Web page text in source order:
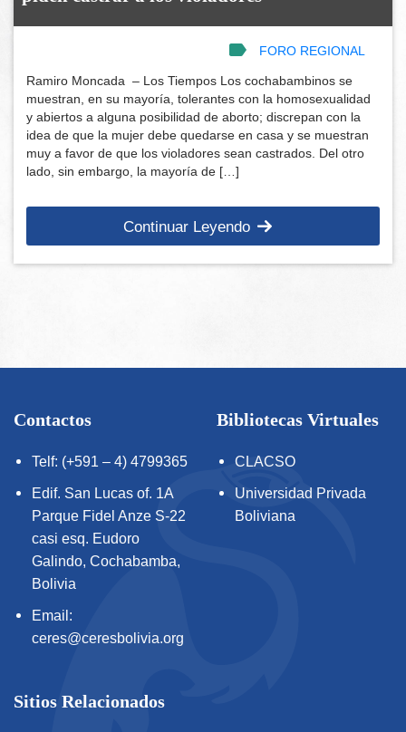
FORO REGIONAL
Ramiro Moncada – Los Tiempos Los cochabambinos se
muestran, en su mayoría, tolerantes con la homosexualidad
y abiertos a alguna posibilidad de aborto; discrepan con la
idea de que la mujer debe quedarse en casa y se muestran
muy a favor de que los violadores sean castrados. Del otro
lado, sin embargo, la mayoría de […]
Continuar Leyendo
Contactos
Telf: (+591 – 4) 4799365
Edif. San Lucas of. 1A
Parque Fidel Anze S-22
casi esq. Eudoro
Galindo, Cochabamba,
Bolivia
Email:
ceres@ceresbolivia.org
Bibliotecas Virtuales
CLACSO
Universidad Privada
Boliviana
Sitios Relacionados